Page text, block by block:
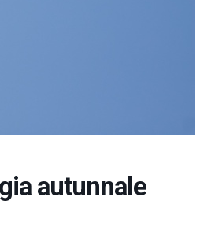
autunnale